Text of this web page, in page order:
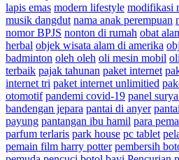
lapis emas modern lifestyle modifikasi
musik dangdut nama anak perempuan
nomor BPJS nonton di rumah obat
herbal objek wisata alam di amerika
badminton oleh oleh oli mesin mobil
terbaik pajak tahunan paket internet
internet tri paket internet unlimitied
otomotif pandemi covid-19 panel
bandengan jepara pantai di anyer
payung pantangan ibu hamil para
parfum terlaris park house pc tablet
pemain film harry potter pembersih